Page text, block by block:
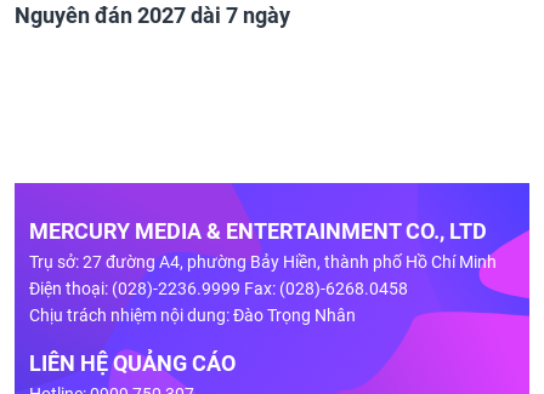
Nguyên đán 2027 dài 7 ngày
MERCURY MEDIA & ENTERTAINMENT CO., LTD
Trụ sở: 27 đường A4, phường Bảy Hiền, thành phố Hồ Chí Minh
Điện thoại: (028)-2236.9999 Fax: (028)-6268.0458
Chịu trách nhiệm nội dung: Đào Trọng Nhân
LIÊN HỆ QUẢNG CÁO